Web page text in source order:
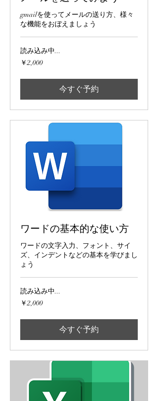
gmailを使ってメールの送り方、様々
な機能をおぼえましょう
読み込み中...
2,000
円
￥2,000
今すぐ予約
ワードの基本的な使い方
ワードの文字入力、フォント、サイ
ズ、インデントなどの基本を学びまし
ょう
読み込み中...
2,000
円
￥2,000
今すぐ予約